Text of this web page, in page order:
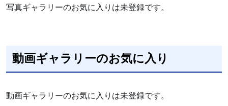
写真ギャラリーのお気に入りは未登録です。
動画ギャラリーのお気に入り
動画ギャラリーのお気に入りは未登録です。